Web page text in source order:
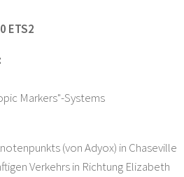
ETS2
Markers"-Systems
(von Adyox) in Chaseville
Verkehrs in Richtung Elizabeth